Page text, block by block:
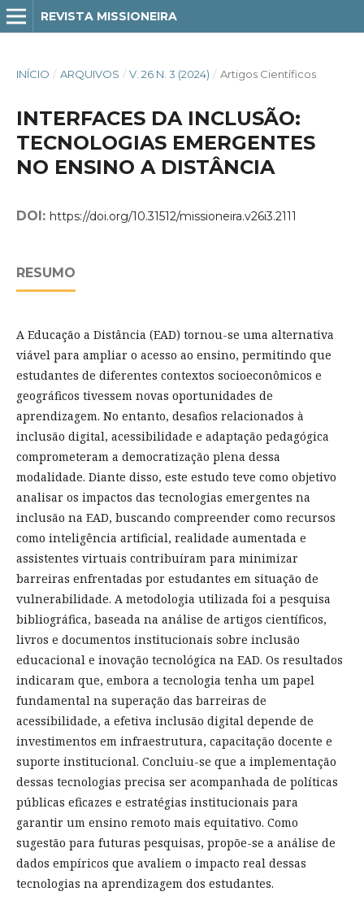
REVISTA MISSIONEIRA
INÍCIO / ARQUIVOS / V. 26 N. 3 (2024) / Artigos Científicos
INTERFACES DA INCLUSÃO:
TECNOLOGIAS EMERGENTES
NO ENSINO A DISTÂNCIA
DOI: https://doi.org/10.31512/missioneira.v26i3.2111
RESUMO
A Educação a Distância (EAD) tornou-se uma alternativa
viável para ampliar o acesso ao ensino, permitindo que
estudantes de diferentes contextos socioeconômicos e
geográficos tivessem novas oportunidades de
aprendizagem. No entanto, desafios relacionados à
inclusão digital, acessibilidade e adaptação pedagógica
comprometeram a democratização plena dessa
modalidade. Diante disso, este estudo teve como objetivo
analisar os impactos das tecnologias emergentes na
inclusão na EAD, buscando compreender como recursos
como inteligência artificial, realidade aumentada e
assistentes virtuais contribuíram para minimizar
barreiras enfrentadas por estudantes em situação de
vulnerabilidade. A metodologia utilizada foi a pesquisa
bibliográfica, baseada na análise de artigos científicos,
livros e documentos institucionais sobre inclusão
educacional e inovação tecnológica na EAD. Os resultados
indicaram que, embora a tecnologia tenha um papel
fundamental na superação das barreiras de
acessibilidade, a efetiva inclusão digital depende de
investimentos em infraestrutura, capacitação docente e
suporte institucional. Concluiu-se que a implementação
dessas tecnologias precisa ser acompanhada de políticas
públicas eficazes e estratégias institucionais para
garantir um ensino remoto mais equitativo. Como
sugestão para futuras pesquisas, propõe-se a análise de
dados empíricos que avaliem o impacto real dessas
tecnologias na aprendizagem dos estudantes.